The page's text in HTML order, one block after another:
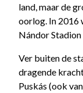
land, maar de
oorlog. In 2016
Nándor Stadion
Ver buiten de
dragende
Puskás (ook